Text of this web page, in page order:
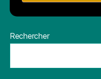
Rechercher